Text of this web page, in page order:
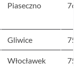
Piaseczno 76
Gliwice 75
Włocławek 75